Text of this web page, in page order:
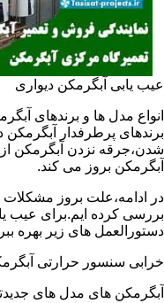
عیب یابی آبگرمکن دیواری
انواع مدل ها و برندهای
برندهای پرطرفدار
شدن،جرقه نزدن آبگرمکن
آبگرمکن بروز می کند.
در ادامه،علت بروز مشکلات
بررسی کرده ایم.برای عیب
دستورالعمل های زیر بهره
خرابی سنسور حرارتی
آبگرمکن های مدل های